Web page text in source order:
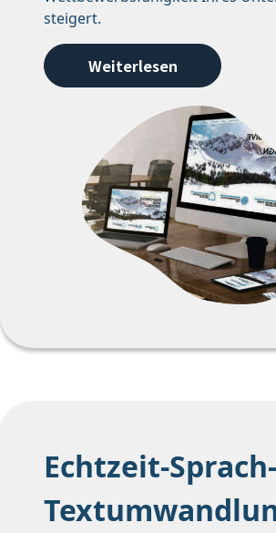
steigert.
Weiterlesen
Echtzeit-